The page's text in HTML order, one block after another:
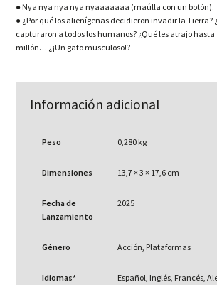
● Nya nya nya nya nyaaaaaaa (maúlla con un botón).
● ¿Por qué los alienígenas decidieron invadir la Tierra?
capturaron a todos los humanos? ¿Qué les atrajo hasta
millón… ¿¡Un gato musculoso!?
Información adicional
Peso 0,280 kg
Dimensiones 13,7 × 3 × 17,6 cm
Fecha de
Lanzamiento
2025
Género Acción, Plataformas
Idiomas*
Español, Inglés, Francés,